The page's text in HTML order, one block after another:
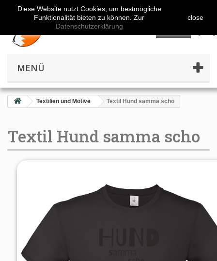
MENÜ
Textilien und Motive Textil Hund samma scho
Textil Hund samma scho
Diese Website nutzt Cookies, um bestmögliche
Funktionalität bieten zu können. Zur
Datenschutzerklärung
close